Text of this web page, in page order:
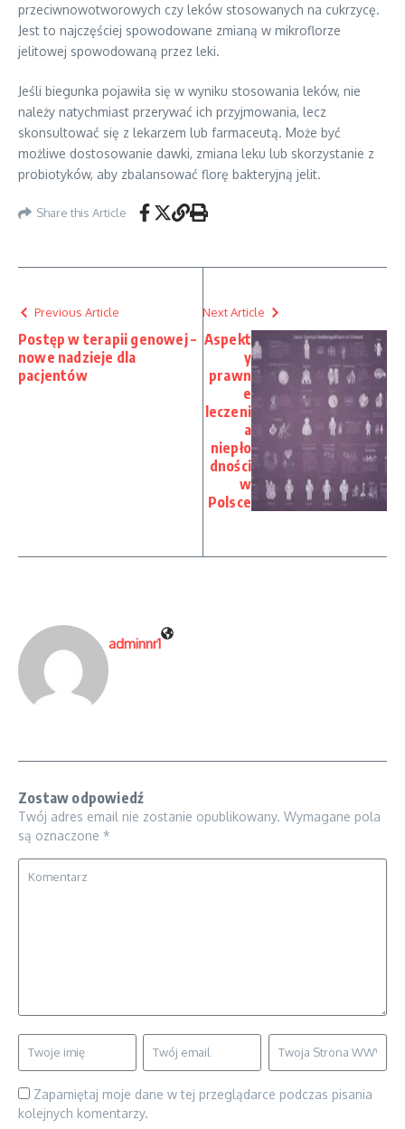
przeciwnowotworowych czy leków stosowanych na cukrzycę.
Jest to najczęściej spowodowane zmianą w mikroflorze
jelitowej spowodowaną przez leki.
Jeśli biegunka pojawiła się w wyniku stosowania leków, nie
należy natychmiast przerywać ich przyjmowania, lecz
skonsultować się z lekarzem lub farmaceutą. Może być
możliwe dostosowanie dawki, zmiana leku lub skorzystanie z
probiotyków, aby zbalansować florę bakteryjną jelit.
Share this Article
Previous Article
Postęp w terapii genowej –
nowe nadzieje dla
pacjentów
Next Article
Aspekt
y
prawn
e
leczeni
a
niepło
dności
w
Polsce
adminnr1
Zostaw odpowiedź
Twój adres email nie zostanie opublikowany. Wymagane pola
są oznaczone *
Zapamiętaj moje dane w tej przeglądarce podczas pisania
kolejnych komentarzy.